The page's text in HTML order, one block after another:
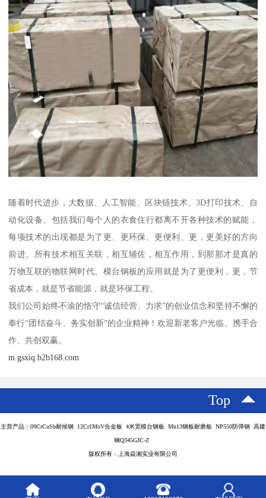
随着时代进步，大数据、人工智能、区块链技术、3D打印技术、自
动化设备、包括我们每个人的衣食住行都离不开各种技术的赋能，
每项技术的出现都是为了更、更环保、更便利、更，更美好的方向
前进。所有技术相互关联，相互辅佐，相互作用，到那那才是真的
万物互联的物联网时代。模台钢板的应用就是为了更便利，更，节
省成本，就是节省能源，就是环保工程。
我们公司始终不渝的恪守“诚信经营、力求”的创业信念和坚持不懈的
奉行“团结奋斗、务实创新”的企业精神！欢迎新老客户光临、携手合
作、共创双赢。
m.gsxiq.b2b168.com
Top
主营产品：09CrCuSb耐候钢 12Cr1MoV合金板 4米宽模台钢板 Mn13钢板耐磨板 NP550防弹钢 高建
钢Q345GJC-Z
版权所有：上海焱湘实业有限公司